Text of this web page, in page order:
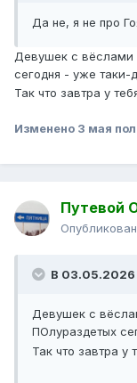
Да не, я не про
Девушек с вёслами
сегодня - уже таки-
Так что завтра у
Изменено 3 мая
Путевой
В 03.05.2026
Девушек с
ПОлураздетых
Так что завтра у